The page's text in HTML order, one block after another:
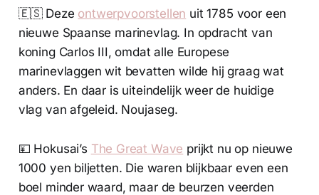
🇪🇸 Deze ontwerpvoorstellen uit 1785 voor een
nieuwe Spaanse marinevlag. In opdracht van
koning Carlos III, omdat alle Europese
marinevlaggen wit bevatten wilde hij graag wat
anders. En daar is uiteindelijk weer de huidige
vlag van afgeleid. Noujaseg.
💴 Hokusai’s The Great Wave prijkt nu op nieuwe
1000 yen biljetten. Die waren blijkbaar even een
boel minder waard, maar de beurzen veerden